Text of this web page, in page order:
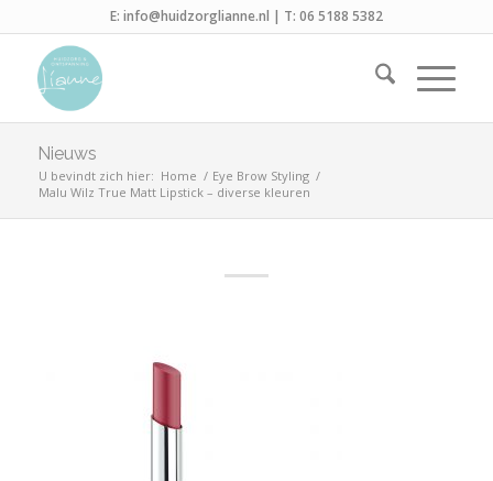
E: info@huidzorglianne.nl | T: 06 5188 5382
Nieuws
U bevindt zich hier: Home / Eye Brow Styling /
Malu Wilz True Matt Lipstick – diverse kleuren